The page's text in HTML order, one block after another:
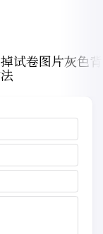
试卷图片灰色